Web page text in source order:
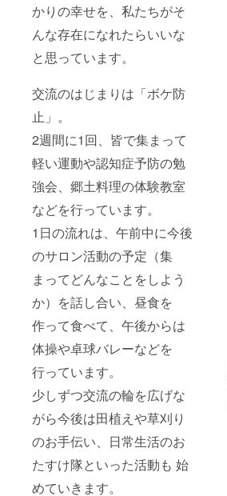
かりの幸せを、私たちがそ
んな存在になれたらいいな
と思っています。
交流のはじまりは「ボケ防
止」。
2週間に1回、皆で集まって
軽い運動や認知症予防の勉
強会、郷土料理の体験教室
などを行っています。
1日の流れは、午前中に今後
のサロン活動の予定（集
まってどんなことをしよう
か）を話し合い、昼食を
作って食べて、午後からは
体操や卓球バレーなどを
行っています。
少しずつ交流の輪を広げな
がら今後は田植えや草刈り
のお手伝い、日常生活のお
たすけ隊といった活動も 始
めていきます。